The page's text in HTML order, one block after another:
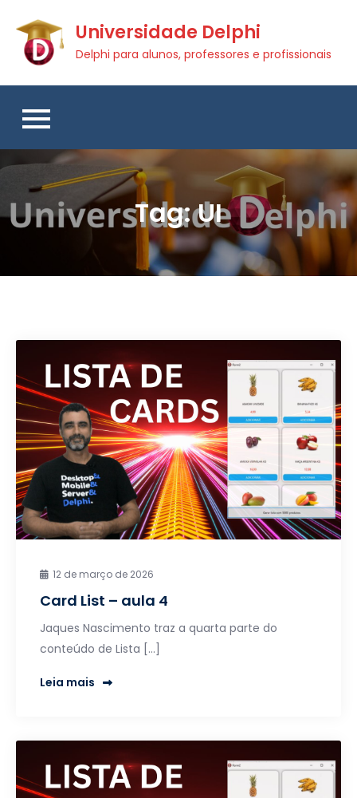
content
Universidade Delphi
Delphi para alunos, professores e profissionais
Tag:UI
12 de março de 2026
Card List – aula 4
Jaques Nascimento traz a quarta parte do
conteúdo de Lista […]
Leia mais